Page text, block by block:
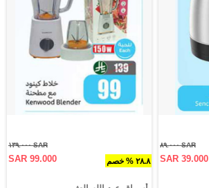
SAR ٨٩.٠٠٠
SAR 39.000 ٢٨.٨ % خصم
SAR ١٣٩.٠٠٠
SAR 99.000